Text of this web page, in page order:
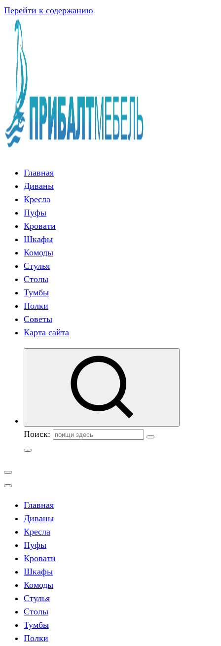
Перейти к содержанию
Главная
Диваны
Кресла
Пуфы
Кровати
Шкафы
Комоды
Стулья
Столы
Тумбы
Полки
Советы
Карта сайта
Поиск:
Главная
Диваны
Кресла
Пуфы
Кровати
Шкафы
Комоды
Стулья
Столы
Тумбы
Полки